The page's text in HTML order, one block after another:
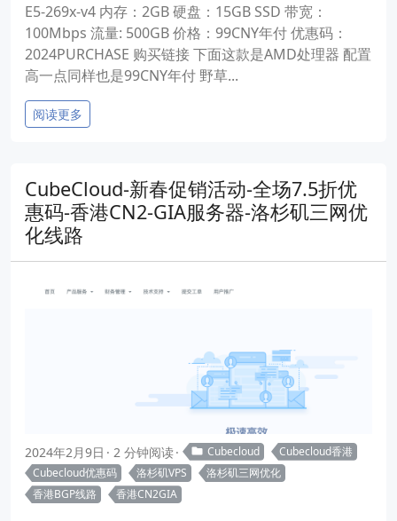
E5-269x-v4 内存：2GB 硬盘：15GB SSD 带宽：
100Mbps 流量: 500GB 价格：99CNY年付 优惠码：
2024PURCHASE 购买链接 下面这款是AMD处理器 配置
高一点同样也是99CNY年付 野草...
阅读更多
CubeCloud-新春促销活动-全场7.5折优
惠码-香港CN2-GIA服务器-洛杉矶三网优
化线路
2024年2月9日 2 分钟阅读 Cubecloud
Cubecloud香港
Cubecloud优惠码
洛杉矶VPS
洛杉矶三网优化
香港BGP线路
香港CN2GIA